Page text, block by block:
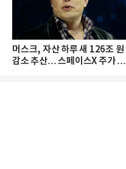
머스크, 자산 하루 새 126조 원
감소 추산… 스페이스X 주가 하